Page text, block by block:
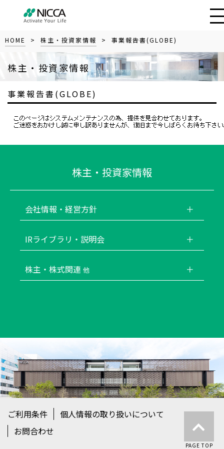
HOME > 株主・投資家情報 > 事業報告書(GLOBE)
株主・投資家情報
事業報告書(GLOBE)
株主・投資家情報
会社情報・経営方針
IRライブラリ・説明会
株主・株式関連他
ご利用条件
個人情報の取り扱いについて
お問合わせ
PAGE TOP